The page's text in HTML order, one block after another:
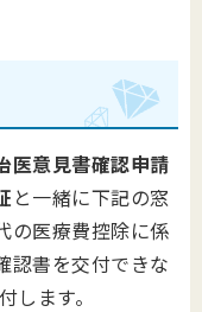
医意見書確認申請
と一緒に下記の窓
の医療費控除に係
認書を交付できな
します。